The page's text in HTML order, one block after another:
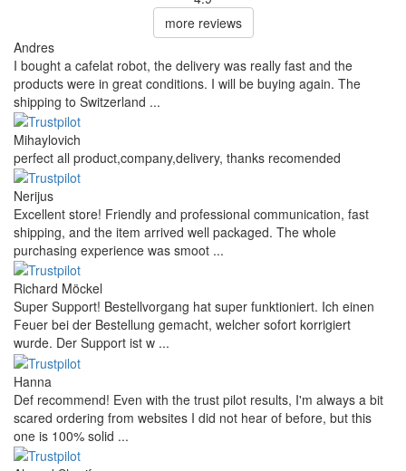
Jūsu vārds
Jūsu e-pasts
E-pasts nav obligāts. Tas tiek izmantots tikai atbildes nosūtīšanai un netiks
publicēts.
Jūsu jautājums
Pievienot jautājumu
Atsauksmes no mūsu klientiem
Reviews 79 • Excellent